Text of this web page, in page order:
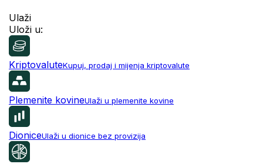
Ulaži
Uloži u:
KriptovaluteKupuj, prodaj i mijenja kriptovalute
Plemenite kovineUlaži u plemenite kovine
DioniceUlaži u dionice bez provizija